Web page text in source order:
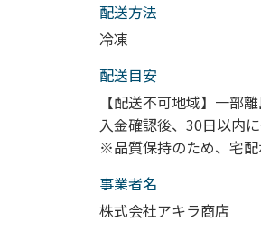
配送⽅法
冷凍
配送目安
【配送不可地域】一部
入金確認後、30日以内
※品質保持のため、宅配
事業者名
株式会社アキラ商店